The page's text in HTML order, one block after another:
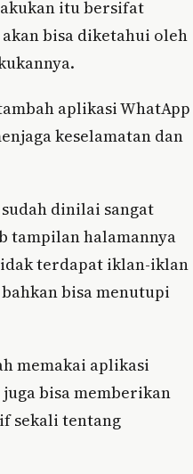
itu bersifat
bisa diketahui oleh
aplikasi WhatApp
keselamatan dan
dinilai sangat
tampilan halamannya
terdapat iklan-iklan
bisa menutupi
memakai aplikasi
bisa memberikan
sekali tentang